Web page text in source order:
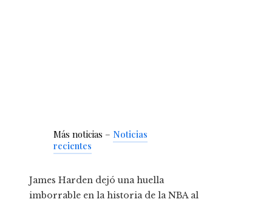
Más noticias – Noticias
recientes
James Harden dejó una huella
imborrable en la historia de la NBA al